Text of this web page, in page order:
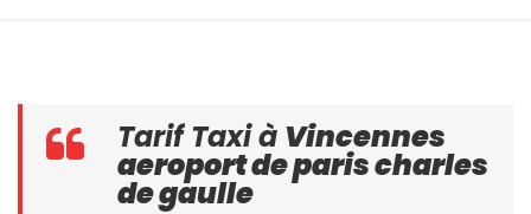
Tarif Taxi à Vincennes
aeroport de paris charles
de gaulle